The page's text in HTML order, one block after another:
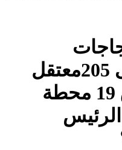
الفرنسية أسفر إلى 205معتقل
و100مصاب وإغلاق 19 محطة